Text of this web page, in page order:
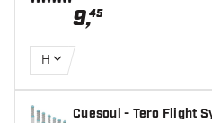
9,45
H
Cuesoul - Tero Flight